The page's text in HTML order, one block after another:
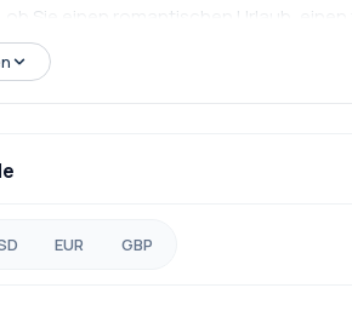
ob Sie einen romantischen Urlaub,
Umgebung suchen, Velmora Haven
mit lokalen Köstlichkeiten
EUR GBP